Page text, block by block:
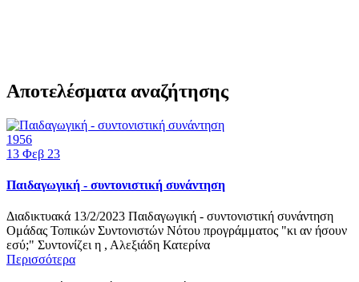
Αποτελέσματα αναζήτησης
1956
13 Φεβ 23
Παιδαγωγική - συντονιστική συνάντηση
Διαδικτυακά 13/2/2023 Παιδαγωγική - συντονιστική συνάντηση
Ομάδας Τοπικών Συντονιστών Νότου προγράμματος "κι αν ήσουν
εσύ;" Συντονίζει η , Αλεξιάδη Κατερίνα
Περισσότερα